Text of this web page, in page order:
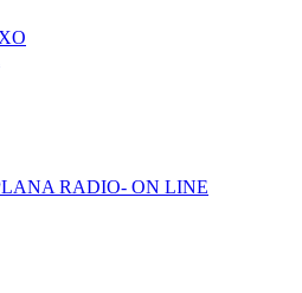
RADIO- ON LINE